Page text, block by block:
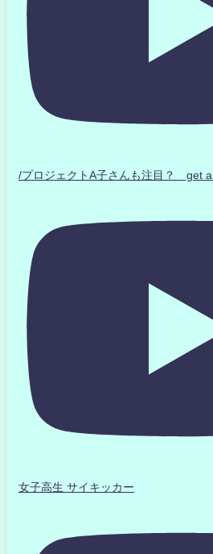
/プロジェクトA子さんも注目？ get
女子高生 サイキッカー